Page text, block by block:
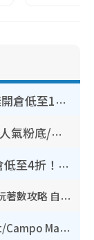
開倉優惠 | 尖沙咀海港城名牌波鞋開倉低至1折！On鞋$899起／Joy&Peace鞋履$98起
CHANEL美妝限時減價低至3折！人氣粉底/唇膏/精華液低至$275！COCO香水都有平
開倉優惠｜尖沙咀名牌行李箱開倉低至4折！一連5日 American Tourister/ace./Hallmark $200起！
【8月生日優惠2026】全港85大食買玩著數攻略 自助餐/火鍋放題同行免費＋誠品/DONKI送現金券
開倉優惠｜銅鑼灣時代廣場Doughnut/Campo Marzio開倉低至1折！背囊、書包、手袋劈價$200起